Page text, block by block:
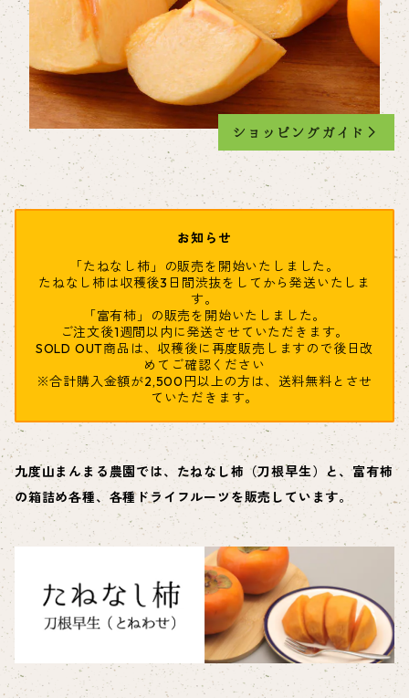
ショッピングガイド
お知らせ
「たねなし柿」の販売を開始いたしました。
たねなし柿は収穫後3日間渋抜をしてから発送いたしま
す。
「富有柿」の販売を開始いたしました。
ご注文後1週間以内に発送させていただきます。
SOLD OUT商品は、収穫後に再度販売しますので後日改
めてご確認ください
※合計購入金額が2,500円以上の方は、送料無料とさせ
ていただきます。
九度山まんまる農園では、たねなし柿（刀根早生）と、富有柿
の箱詰め各種、各種ドライフルーツを販売しています。